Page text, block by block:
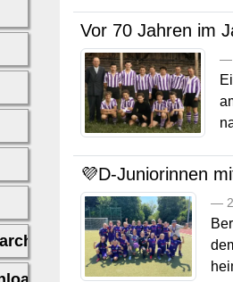
Vor 70 Jahren im
—
💜D-Juniorinnen
—